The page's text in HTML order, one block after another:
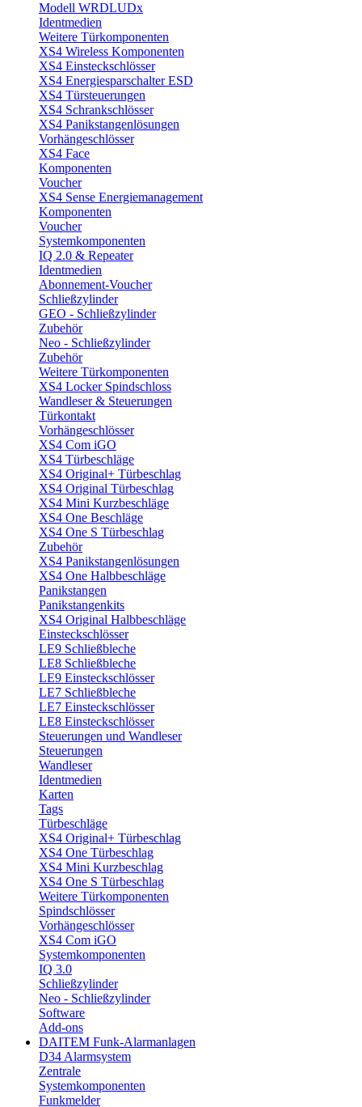
Modell WRDLUDx
Identmedien
Weitere Türkomponenten
XS4 Wireless Komponenten
XS4 Einsteckschlösser
XS4 Energiesparschalter ESD
XS4 Türsteuerungen
XS4 Schrankschlösser
XS4 Panikstangenlösungen
Vorhängeschlösser
XS4 Face
Komponenten
Voucher
XS4 Sense Energiemanagement
Komponenten
Voucher
Systemkomponenten
IQ 2.0 & Repeater
Identmedien
Abonnement-Voucher
Schließzylinder
GEO - Schließzylinder
Zubehör
Neo - Schließzylinder
Zubehör
Weitere Türkomponenten
XS4 Locker Spindschloss
Wandleser & Steuerungen
Türkontakt
Vorhängeschlösser
XS4 Com iGO
XS4 Türbeschläge
XS4 Original+ Türbeschlag
XS4 Original Türbeschlag
XS4 Mini Kurzbeschläge
XS4 One Beschläge
XS4 One S Türbeschlag
Zubehör
XS4 Panikstangenlösungen
XS4 One Halbbeschläge
Panikstangen
Panikstangenkits
XS4 Original Halbbeschläge
Einsteckschlösser
LE9 Schließbleche
LE8 Schließbleche
LE9 Einsteckschlösser
LE7 Schließbleche
LE7 Einsteckschlösser
LE8 Einsteckschlösser
Steuerungen und Wandleser
Steuerungen
Wandleser
Identmedien
Karten
Tags
Türbeschläge
XS4 Original+ Türbeschlag
XS4 One Türbeschlag
XS4 Mini Kurzbeschlag
XS4 One S Türbeschlag
Weitere Türkomponenten
Spindschlösser
Vorhängeschlösser
XS4 Com iGO
Systemkomponenten
IQ 3.0
Schließzylinder
Neo - Schließzylinder
Software
Add-ons
DAITEM Funk-Alarmanlagen
D34 Alarmsystem
Zentrale
Systemkomponenten
Funkmelder